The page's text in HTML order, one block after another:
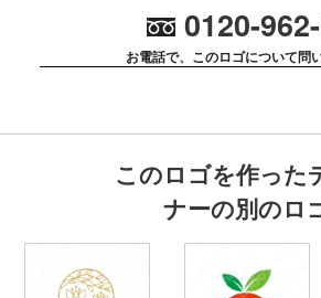
0120-
お電話で、このロゴについて問
このロゴを作った
ナーの別のロ